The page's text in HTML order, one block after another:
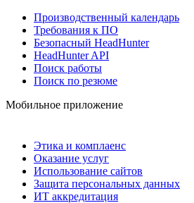
Производственный календарь
Требования к ПО
Безопасный HeadHunter
HeadHunter API
Поиск работы
Поиск по резюме
Мобильное приложение
Этика и комплаенс
Оказание услуг
Использование сайтов
Защита персональных данных
ИТ аккредитация